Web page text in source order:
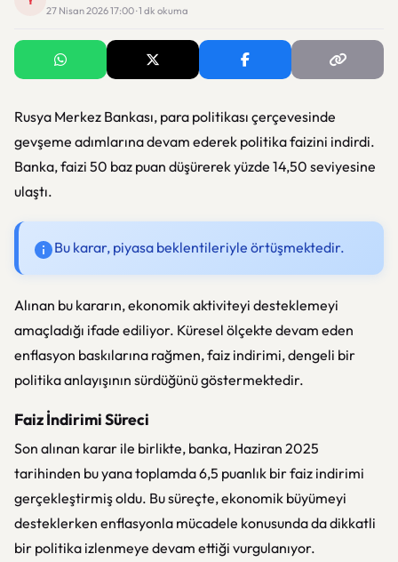
27 Nisan 2026 17:00 · 1 dk okuma
Rusya Merkez Bankası, para politikası çerçevesinde
gevşeme adımlarına devam ederek politika faizini indirdi.
Banka, faizi 50 baz puan düşürerek yüzde 14,50 seviyesine
ulaştı.
Bu karar, piyasa beklentileriyle örtüşmektedir.
Alınan bu kararın, ekonomik aktiviteyi desteklemeyi
amaçladığı ifade ediliyor. Küresel ölçekte devam eden
enflasyon baskılarına rağmen, faiz indirimi, dengeli bir
politika anlayışının sürdüğünü göstermektedir.
Faiz İndirimi Süreci
Son alınan karar ile birlikte, banka, Haziran 2025
tarihinden bu yana toplamda 6,5 puanlık bir faiz indirimi
gerçekleştirmiş oldu. Bu süreçte, ekonomik büyümeyi
desteklerken enflasyonla mücadele konusunda da dikkatli
bir politika izlenmeye devam ettiği vurgulanıyor.